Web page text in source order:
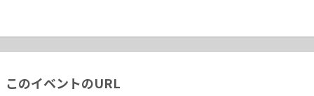
このイベントのURL